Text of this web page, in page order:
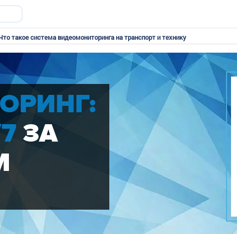
такое система видеомониторинга на транспорт и технику
ЗА